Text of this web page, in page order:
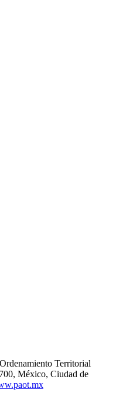
Territorial
México, Ciudad de